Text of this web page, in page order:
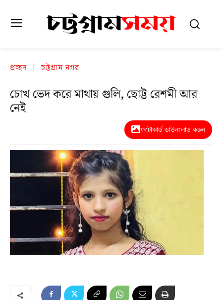
প্রচ্ছদ চট্টগ্রাম নগর
চোখ ভেদ করে মাথায় গুলি, ছোট্ট রেশমী আর
নেই
ফটোকার্ড ডাউনলোড করুন